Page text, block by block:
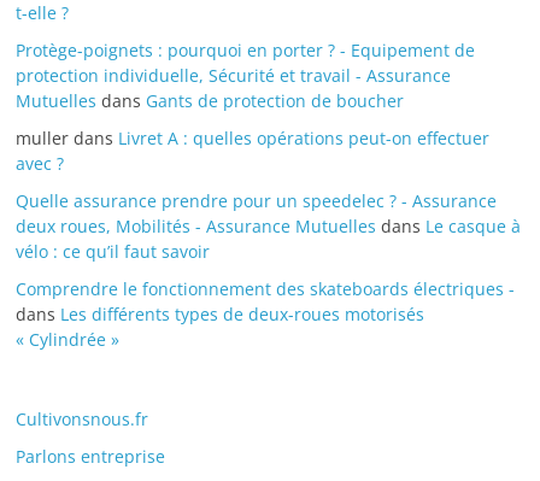
t-elle ?
Protège-poignets : pourquoi en porter ? - Equipement de
protection individuelle, Sécurité et travail - Assurance
Mutuelles dans Gants de protection de boucher
muller dans Livret A : quelles opérations peut-on effectuer
avec ?
Quelle assurance prendre pour un speedelec ? - Assurance
deux roues, Mobilités - Assurance Mutuelles dans Le casque à
vélo : ce qu’il faut savoir
Comprendre le fonctionnement des skateboards électriques -
dans Les différents types de deux-roues motorisés
« Cylindrée »
Cultivonsnous.fr
Parlons entreprise